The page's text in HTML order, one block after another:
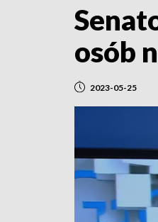
osób
2023-05-25